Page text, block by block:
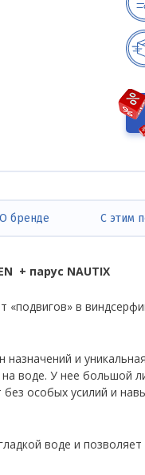
О бренде С этим
+ парус NAUTIX
в
назначений и
воде. У нее большой
особых усилий и
воде и